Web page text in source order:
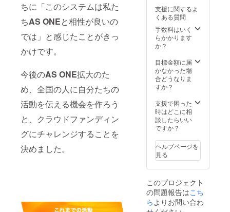
ちに「このシステムは私た
ちAS ONEと相性が良いの
では」と感じたことがきっ
かけです。
今後のAS ONE拡大のた
め、全国の人に自分たちの
活動を伝える機会を作ろう
と、クラウドファンディン
グにチャレンジすることを
決めました。
別途必
要で
す。 ※
施設管
理者等
力・役
割分担
の上、
適切な
止策を
実施し
ます。
支援に関するよ
くある質問
手数料はいく
らかかります
か？
目標金額に届
かなかった場
合どうなりま
すか？
支援で困った
時はどこに相
談したらいい
ですか？
ヘルプページを
見る
このプロジェクト
の問題報告はこち
ら よりお問い合わ